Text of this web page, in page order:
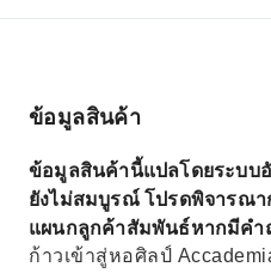
เรียนรู้เกี่ยวกับหอศิลป์แ
แล้วสัมผัสกับอารมณ์อัน
ข้อมูลสินค้า
ข้อมูลสินค้านี้แปลโดยระบบ
ยังไม่สมบูรณ์ โปรดพิจารณ
แผนกลูกค้าสัมพันธ์หากมีคำ
ก้าวเข้าสู่หอศิลป์